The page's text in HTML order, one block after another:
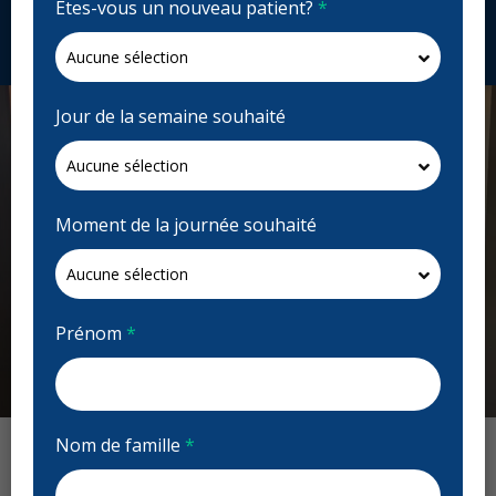
Demandez un rendez-vous
Previous
Avis : Dental Care Kingston
Êtes-vous un nouveau patient? *
Jour de la semaine souhaité
Moment de la journée souhaité
Prénom *
Nom de famille *